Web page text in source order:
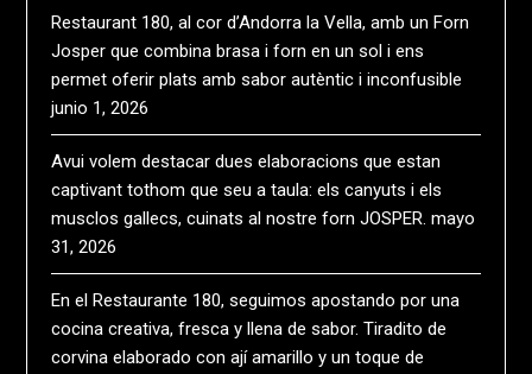
Restaurant 180, al cor d’Andorra la Vella, amb un Forn
Josper que combina brasa i forn en un sol i ens
permet oferir plats amb sabor autèntic i inconfusible
junio 1, 2026
Avui volem destacar dues elaboracions que estan
captivant tothom que seu a taula: els canyuts i els
musclos gallecs, cuinats al nostre forn JOSPER. mayo
31, 2026
En el Restaurante 180, seguimos apostando por una
cocina creativa, fresca y llena de sabor. Tiradito de
corvina elaborado con ají amarillo y un toque de